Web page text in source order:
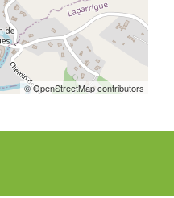
© OpenStreetMap contributors